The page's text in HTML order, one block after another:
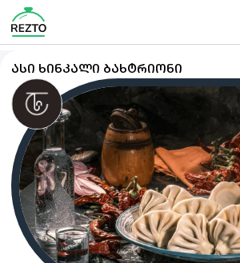
ᲐᲡᲘ ᲮᲘᲜᲙᲐᲚᲘ ᲑᲐᲮᲢᲠᲘᲝᲜᲘ